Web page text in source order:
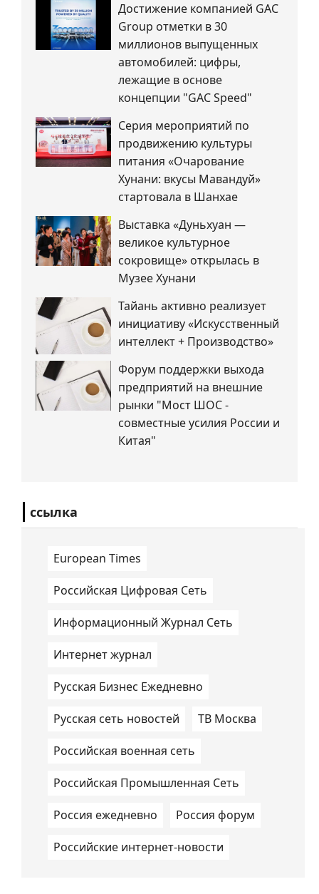
Достижение компанией GAC
Group отметки в 30
миллионов выпущенных
автомобилей: цифры,
лежащие в основе
концепции "GAC Speed"
Серия мероприятий по
продвижению культуры
питания «Очарование
Хунани: вкусы Мавандуй»
стартовала в Шанхае
Выставка «Дуньхуан —
великое культурное
сокровище» открылась в
Музее Хунани
Тайань активно реализует
инициативу «Искусственный
интеллект + Производство»
Форум поддержки выхода
предприятий на внешние
рынки "Мост ШОС -
совместные усилия России и
Китая"
ссылка
European Times
Российская Цифровая Сеть
Информационный Журнал Сеть
Интернет журнал
Русская Бизнес Ежедневно
Русская сеть новостей ТВ Москва
Российская военная сеть
Российская Промышленная Сеть
Россия ежедневно Россия форум
Российские интернет-новости